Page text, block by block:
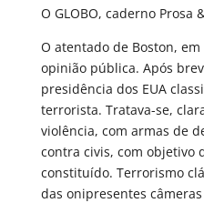
O GLOBO, caderno Prosa
O atentado de Boston,
opinião pública. Após
presidência dos EUA
terrorista. Tratava-se,
violência, com armas de
contra civis, com objetivo
constituído. Terrorismo
das onipresentes